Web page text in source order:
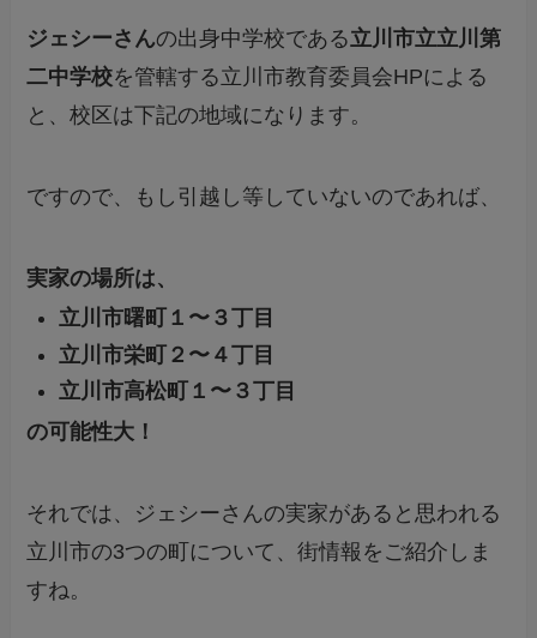
ジェシーさんの出身中学校である立川市立立川第
二中学校を管轄する立川市教育委員会HPによる
と、校区は下記の地域になります。
ですので、もし引越し等していないのであれば、
実家の場所は、
立川市曙町１〜３丁目
立川市栄町２〜４丁目
立川市高松町１〜３丁目
の可能性大！
それでは、ジェシーさんの実家があると思われる
立川市の3つの町について、街情報をご紹介しま
すね。